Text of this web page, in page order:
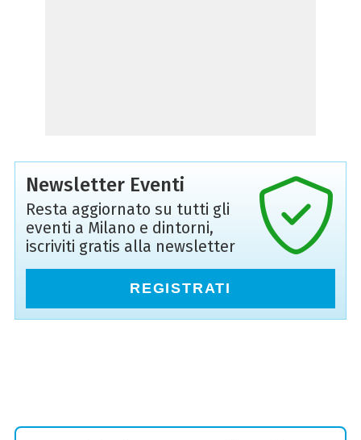
Newsletter Eventi
Resta aggiornato su tutti gli
eventi a Milano e dintorni,
iscriviti gratis alla newsletter
REGISTRATI